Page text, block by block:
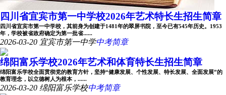
四川省宜宾市第一中学校2026年艺术特长生招生简章
四川省宜宾市第一中学校，其前身为创建于1481年的翠屏书院，至今已有545年历史。1953
年，学校被省政府确定为第一批省......
2026-03-20 宜宾市第一中学中考简章
绵阳富乐学校2026年艺术和体育特长生招生简章
绵阳富乐学校全面贯彻党的教育方针，坚持“健康发展、个性发展、特长发展、全面发展”的
教育理念，以立德树人为根本，......
2026-03-20 绵阳富乐学校中考简章